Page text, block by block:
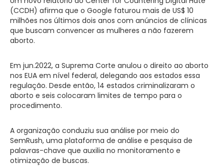
(CCDH) afirma que o Google faturou mais de US$ 10
milhões nos últimos dois anos com anúncios de clínicas
que buscam convencer as mulheres a não fazerem
aborto.
Em jun.2022, a Suprema Corte anulou o direito ao aborto
nos EUA em nível federal, delegando aos estados essa
regulação. Desde então, 14 estados criminalizaram o
aborto e seis colocaram limites de tempo para o
procedimento.
A organização conduziu sua análise por meio do
SemRush, uma plataforma de análise e pesquisa de
palavras-chave que auxilia no monitoramento e
otimização de buscas.